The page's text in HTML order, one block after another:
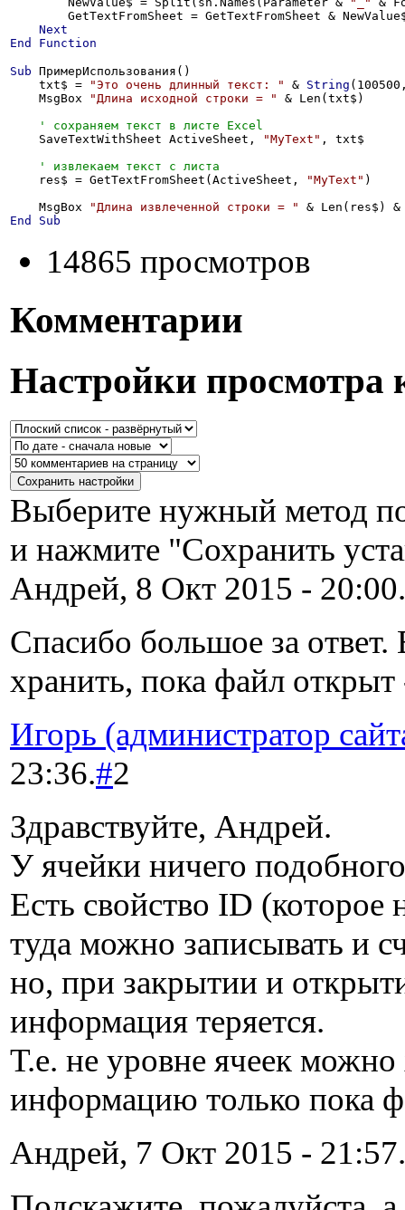
GetTextFromSheet = GetTextFromSheet &
Next
End
Function
Sub ПримерИспользования()
    txt$ =
"Это очень длинный текст: " & String
    MsgBox
"Длина исходной строки = "
& Len(txt$)
    SaveTextWithSheet ActiveSheet,
"MyText" , txt$
    res$ = GetTextFromSheet(ActiveSheet,
"MyText" )
    MsgBox
"Длина извлеченной строки = "
End
Sub
14865 просмотров
Комментарии
Настройки просмотра
Выберите нужный метод
и нажмите "Сохранить
Андрей, 8 Окт 2015 - 20:00.
Спасибо большое за
хранить, пока файл открыт
Игорь (администратор
23:36.#2
Здравствуйте, Андрей.
У ячейки ничего
Есть свойство ID (которое
туда можно записывать и
но, при закрытии и
информация теряется.
Т.е. не уровне ячеек можно
информацию только пока
Андрей, 7 Окт 2015 - 21:57.